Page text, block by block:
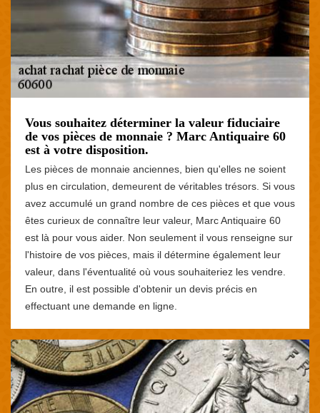
Vous souhaitez déterminer la valeur fiduciaire
de vos pièces de monnaie ? Marc Antiquaire 60
est à votre disposition.
Les pièces de monnaie anciennes, bien qu'elles ne soient
plus en circulation, demeurent de véritables trésors. Si vous
avez accumulé un grand nombre de ces pièces et que vous
êtes curieux de connaître leur valeur, Marc Antiquaire 60
est là pour vous aider. Non seulement il vous renseigne sur
l'histoire de vos pièces, mais il détermine également leur
valeur, dans l'éventualité où vous souhaiteriez les vendre.
En outre, il est possible d'obtenir un devis précis en
effectuant une demande en ligne.